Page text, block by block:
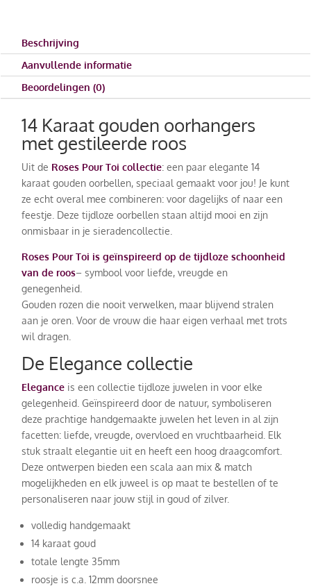
Beschrijving
Aanvullende informatie
Beoordelingen (0)
14 Karaat gouden oorhangers
met gestileerde roos
Uit de Roses Pour Toi collectie: een paar elegante 14
karaat gouden oorbellen, speciaal gemaakt voor jou! Je kunt
ze echt overal mee combineren: voor dagelijks of naar een
feestje. Deze tijdloze oorbellen staan altijd mooi en zijn
onmisbaar in je sieradencollectie.
Roses Pour Toi is geïnspireerd op de tijdloze schoonheid
van de roos– symbool voor liefde, vreugde en
genegenheid.
Gouden rozen die nooit verwelken, maar blijvend stralen
aan je oren. Voor de vrouw die haar eigen verhaal met trots
wil dragen.
De Elegance collectie
Elegance is een collectie tijdloze juwelen in voor elke
gelegenheid. Geïnspireerd door de natuur, symboliseren
deze prachtige handgemaakte juwelen het leven in al zijn
facetten: liefde, vreugde, overvloed en vruchtbaarheid. Elk
stuk straalt elegantie uit en heeft een hoog draagcomfort.
Deze ontwerpen bieden een scala aan mix & match
mogelijkheden en elk juweel is op maat te bestellen of te
personaliseren naar jouw stijl in goud of zilver.
volledig handgemaakt
14 karaat goud
totale lengte 35mm
roosje is c.a. 12mm doorsnee